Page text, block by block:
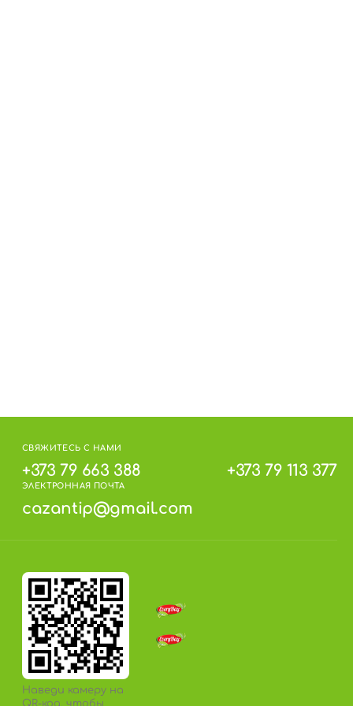
СВЯЖИТЕСЬ С НАМИ
+373 79 663 388 +373 79 113 377
ЭЛЕКТРОННАЯ ПОЧТА
cazantip@gmail.com
Наведи камеру на
QR-код, чтобы